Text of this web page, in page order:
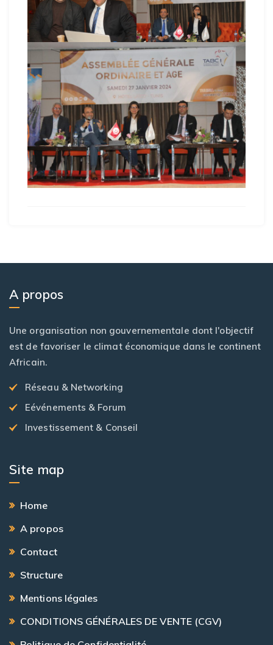
A propos
Une organisation non gouvernementale dont l'objectif
est de favoriser le climat économique dans le continent
Africain.
Réseau & Networking
Eévénements & Forum
Investissement & Conseil
Site map
Home
A propos
Contact
Structure
Mentions légales
CONDITIONS GÉNÉRALES DE VENTE (CGV)